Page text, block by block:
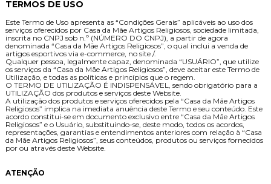
TERMOS DE USO
Este Termo de Uso apresenta as “Condições Gerais” aplicáveis ao uso dos
serviços oferecidos por Casa da Mãe Artigos Religiosos, sociedade limitada,
inscrita no CNPJ sob n.º (NÚMERO DO CNPJ), a partir de agora
denominada “Casa da Mãe Artigos Religiosos”, o qual inclui a venda de
artigos esportivos via e-commerce, no site /.
Qualquer pessoa, legalmente capaz, denominada “USUÁRIO”, que utilize
os serviços da “Casa da Mãe Artigos Religiosos”, deve aceitar este Termo de
Utilização, e todas as políticas e princípios que o regem.
O TERMO DE UTILIZAÇÃO É INDISPENSÁVEL, sendo obrigatório para a
UTILIZAÇÃO dos produtos e serviços deste Website.
A utilização dos produtos e serviços oferecidos pela “Casa da Mãe Artigos
Religiosos” implica na imediata anuência deste Termo e seu conteúdo. Este
acordo constitui-se em documento exclusivo entre “Casa da Mãe Artigos
Religiosos” e o Usuário, substituindo-se, deste modo, todos os acordos,
representações, garantias e entendimentos anteriores com relação à “Casa
da Mãe Artigos Religiosos”, seus conteúdos, produtos ou serviços fornecidos
por ou através deste Website.
ATENÇÃO